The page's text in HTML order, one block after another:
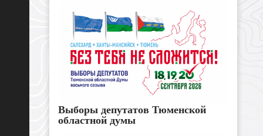
Выборы депутатов Тюменской
областной думы